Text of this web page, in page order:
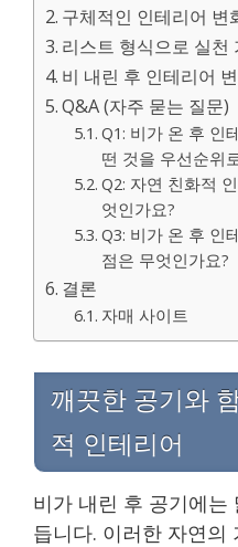
구체적인 인테리어 변
리스트 형식으로 실천
비 내린 후 인테리어
Q&A (자주 묻는 질문)
Q1: 비가 온 후 인
떤 것을 우선순위
Q2: 자연 친화적
엇인가요?
Q3: 비가 온 후 인
점은 무엇인가요?
결론
자매 사이트
깨끗한 공기와
적 인테리어
비가 내린 후 공기에는
듭니다. 이러한 자연의